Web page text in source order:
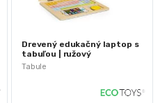
Tabule
Drevený edukačný laptop s
tabuľou | ružový